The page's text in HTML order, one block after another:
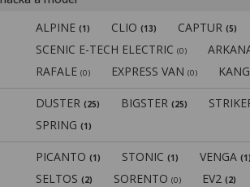
ALPINE(1) CLIO(13) CAPTUR(5)
SCENIC E-TECH ELECTRIC(0)
RAFALE(0) EXPRESS VAN(0)
DUSTER(25) BIGSTER(25)
SPRING(1)
PICANTO(1) STONIC(1) VENGA(1)
SELTOS(2) SORENTO(0) EV2(2)